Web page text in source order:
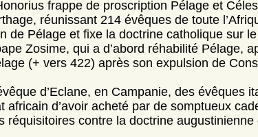
frappe de proscription Pélage et
réunissant 214 évêques de toute
de Pélage et fixe la doctrine catholique sur
Zosime, qui a d’abord réhabilité Pélage,
(+ vers 422) après son expulsion de
d’Eclane, en Campanie, des évêques
africain d’avoir acheté par de somptueux
réquisitoires contre la doctrine